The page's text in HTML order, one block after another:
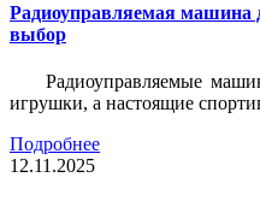
Радиоуправляемая машина
выбор
Радиоуправляемые
игрушки, а настоящие
Подробнее
12.11.2025